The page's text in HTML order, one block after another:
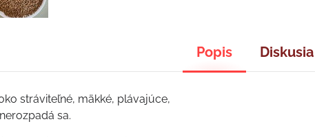
Popis Diskusia
stráviteľné, mäkké, plávajúce,
sa.